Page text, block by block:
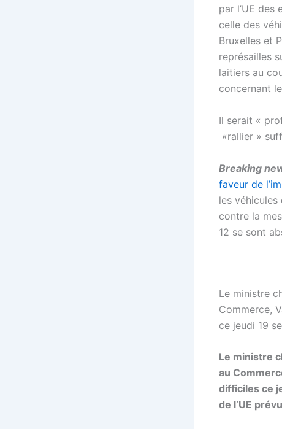
par l’UE des
celle des
Bruxelles et
représailles
laitiers au
concernant
Il serait «
«rallier »
Breaking
faveur de
les
contre la
12 se sont
Le ministre
Commerce,
ce jeudi 19
Le ministre
au
difficiles ce
de l’UE